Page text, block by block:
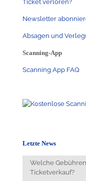
Ticket verloren?
Newsletter
Absagen und
Scanning-App
Scanning App FAQ
Letzte News
Welche
Ticketverkauf?